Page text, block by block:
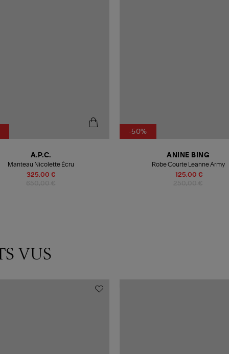
325,00 €
A.P.C.
Manteau Nicolette Écru
-50%
125,00 €
ANINE BING
Robe Courte Leanne Army
VUS